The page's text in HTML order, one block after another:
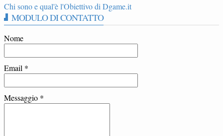
Chi sono e qual'è l'Obiettivo di Dgame.it
MODULO DI CONTATTO
Nome
Email *
Messaggio *